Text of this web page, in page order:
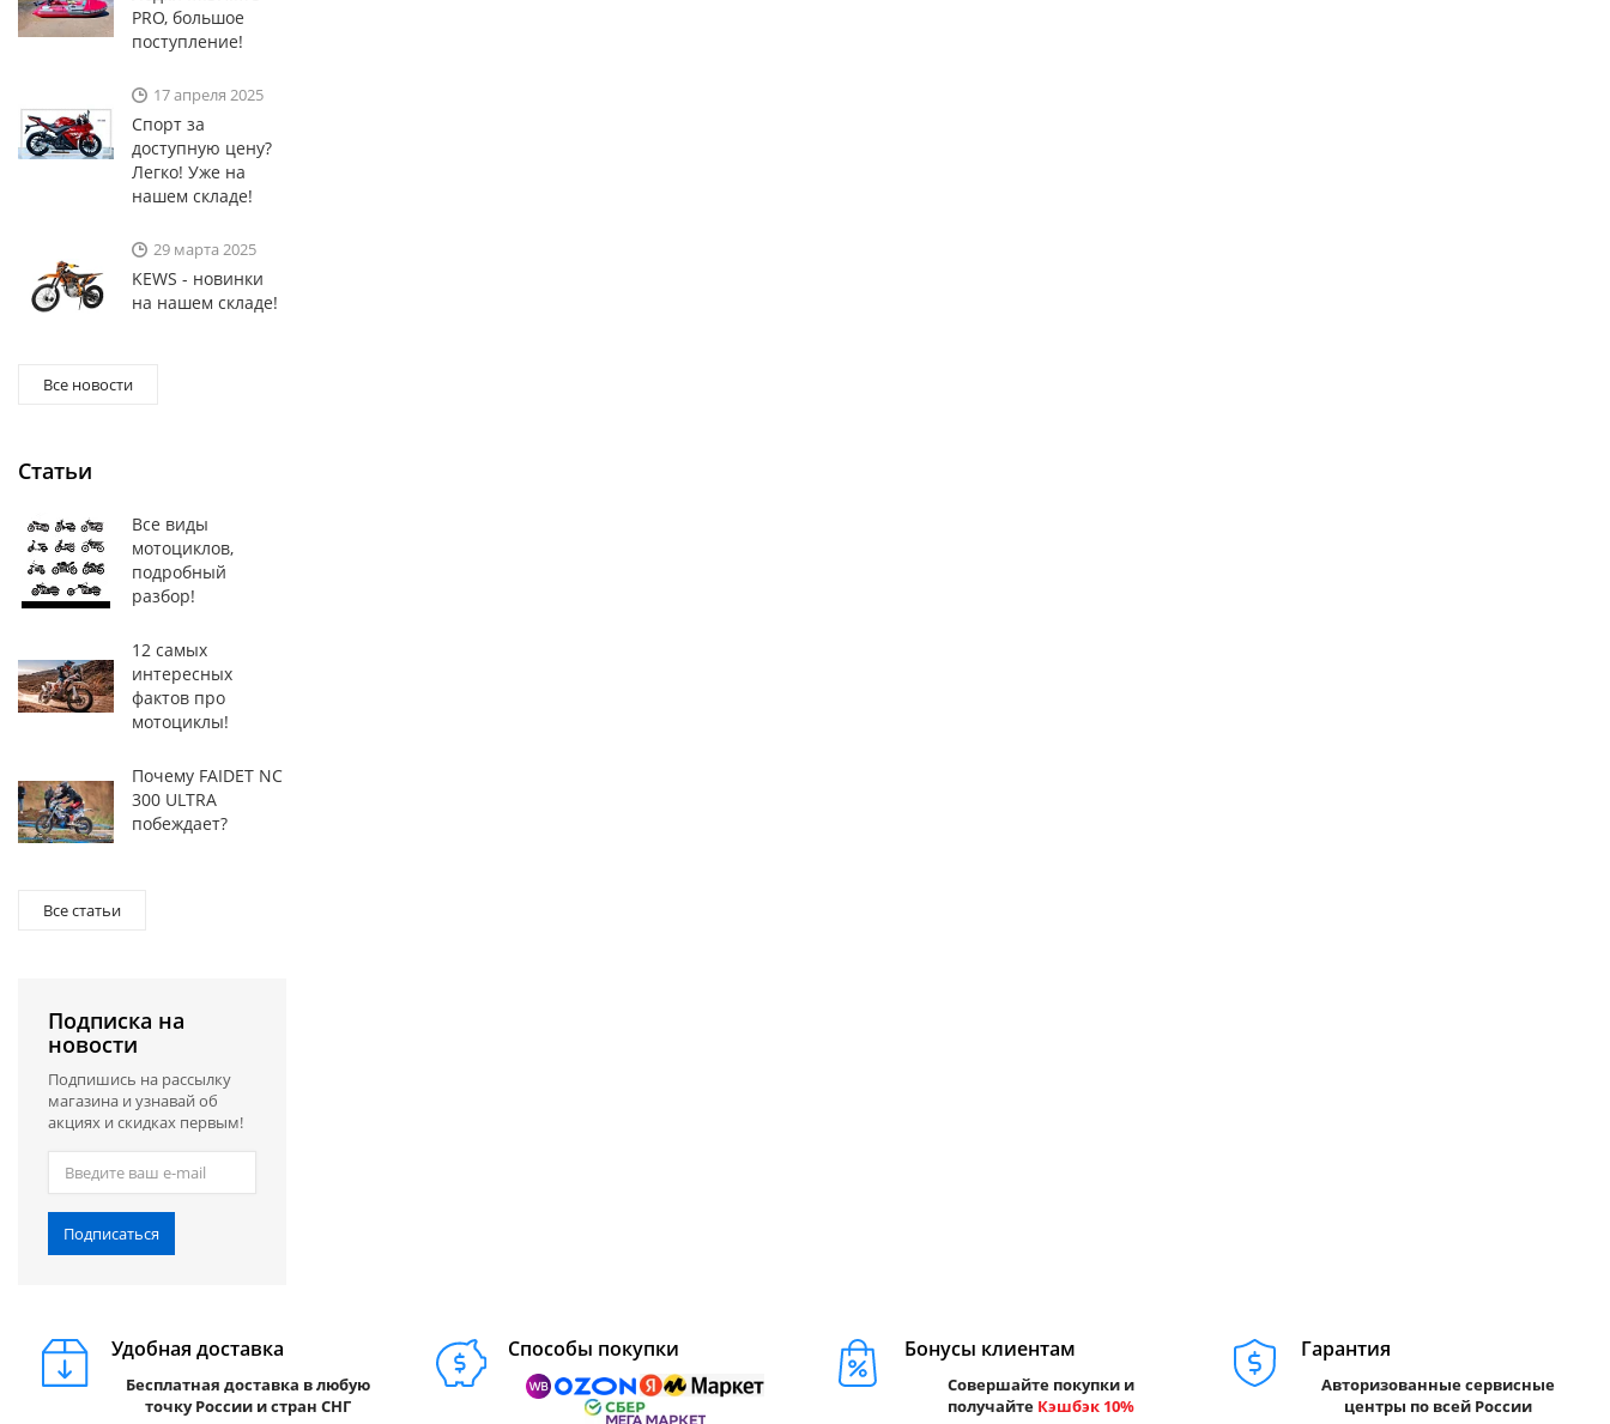
PRO, большое
поступление!
17 апреля 2025
Спорт за
доступную цену?
Легко! Уже на
нашем складе!
29 марта 2025
KEWS - новинки
на нашем складе!
Все новости
Статьи
Все виды
мотоциклов,
подробный
разбор!
12 самых
интересных
фактов про
мотоциклы!
Почему FAIDET NC
300 ULTRA
побеждает?
Все статьи
Подписка на
новости
Подпишись на рассылку
магазина и узнавай об
акциях и скидках первым!
Подписаться
Удобная доставка
Бесплатная доставка в любую
точку России и стран СНГ
Способы покупки Бонусы клиентам
Совершайте покупки и
получайте Кэшбэк 10%
Гарантия
Авторизованные сервисные
центры по всей России